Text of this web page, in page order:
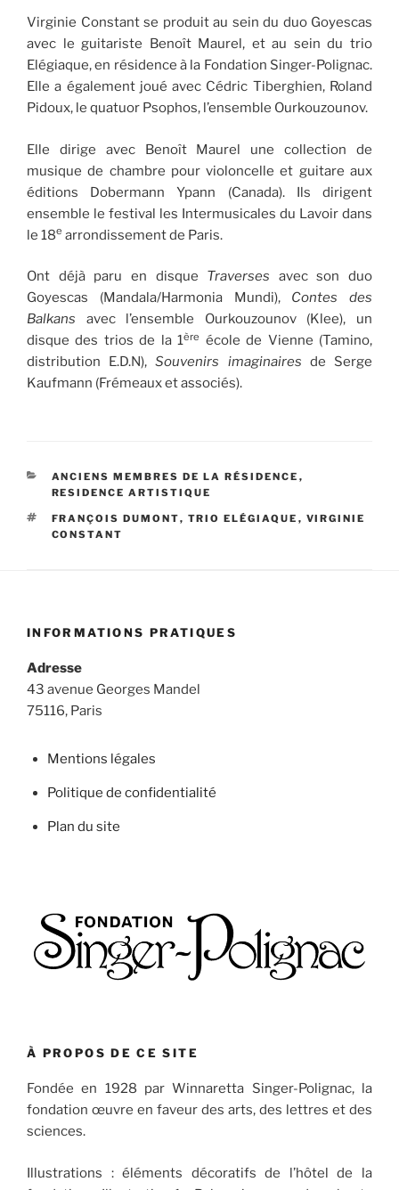
Virginie Constant se produit au sein du duo Goyescas
avec le guitariste Benoît Maurel, et au sein du trio
Elégiaque, en résidence à la Fondation Singer-Polignac.
Elle a également joué avec Cédric Tiberghien, Roland
Pidoux, le quatuor Psophos, l’ensemble Ourkouzounov.
Elle dirige avec Benoît Maurel une collection de
musique de chambre pour violoncelle et guitare aux
éditions Dobermann Ypann (Canada). Ils dirigent
ensemble le festival les Intermusicales du Lavoir dans
le 18e arrondissement de Paris.
Ont déjà paru en disque Traverses avec son duo
Goyescas (Mandala/Harmonia Mundi), Contes des
Balkans avec l’ensemble Ourkouzounov (Klee), un
disque des trios de la 1ère école de Vienne (Tamino,
distribution E.D.N),Souvenirs imaginaires de Serge
Kaufmann (Frémeaux et associés).
CATÉGORIES
ANCIENS MEMBRES DE LA RÉSIDENCE ,
RESIDENCE ARTISTIQUE
ÉTIQUETTES
FRANÇOIS DUMONT, TRIO ELÉGIAQUE , VIRGINIE
CONSTANT
INFORMATIONS PRATIQUES
Adresse
43 avenue Georges Mandel
75116, Paris
Mentions légales
Politique de confidentialité
Plan du site
À PROPOS DE CE SITE
Fondée en 1928 par Winnaretta Singer-Polignac, la
fondation œuvre en faveur des arts, des lettres et des
sciences.
Illustrations : éléments décoratifs de l’hôtel de la